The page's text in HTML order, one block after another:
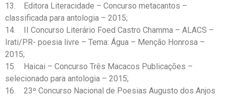
13. Editora Literacidade – Concurso metacantos –
classificada para antologia – 2015;
14. II Concurso Literário Foed Castro Chamma – ALACS –
Irati/PR- poesia livre – Tema: Água – Menção Honrosa –
2015;
15. Haicai – Concurso Três Macacos Publicações –
selecionado para antologia – 2015;
16. 23º Concurso Nacional de Poesias Augusto dos Anjos